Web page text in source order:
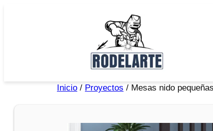
Inicio / Proyectos / Mesas nido